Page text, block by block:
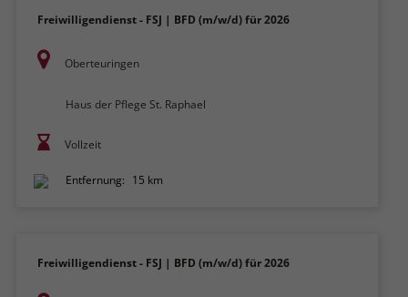
Freiwilligendienst - FSJ | BFD (m/w/d) für 2026
Oberteuringen
Haus der Pflege St. Raphael
Vollzeit
Entfernung: 15 km
Freiwilligendienst - FSJ | BFD (m/w/d) für 2026